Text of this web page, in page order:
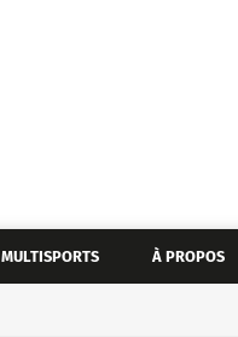
MULTISPORTS À PROPOS